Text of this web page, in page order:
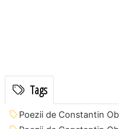
Tags
Poezii de Constantin